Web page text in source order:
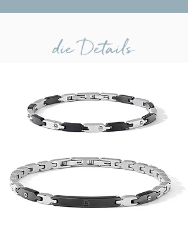
die Details